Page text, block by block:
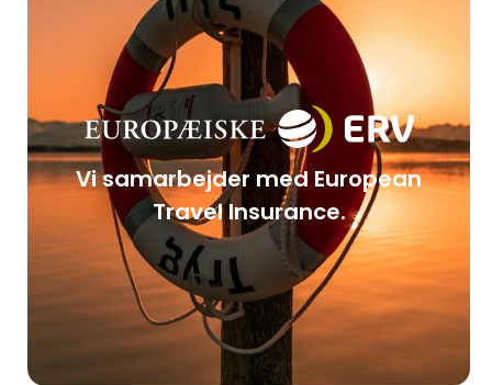
Vi samarbejder med European
Travel Insurance.